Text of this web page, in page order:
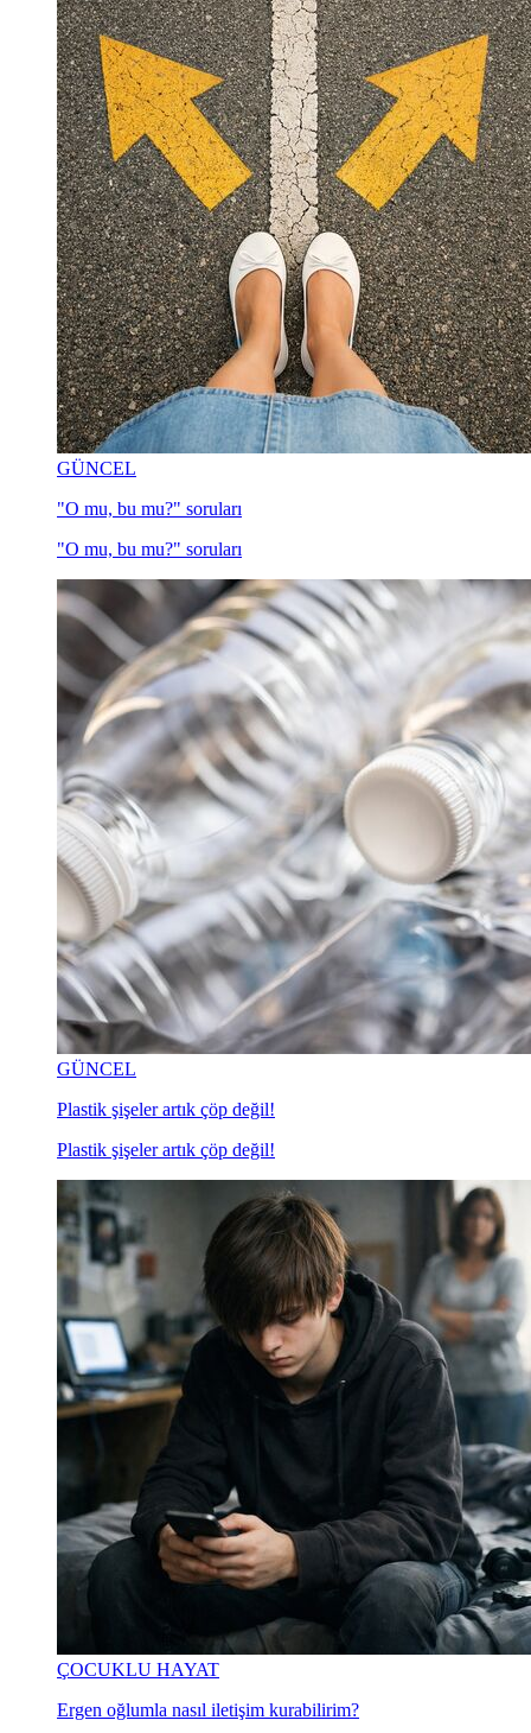
GÜNCEL
"O mu, bu mu?" soruları
"O mu, bu mu?" soruları
GÜNCEL
Plastik şişeler artık çöp değil!
Plastik şişeler artık çöp değil!
ÇOCUKLU HAYAT
Ergen oğlumla nasıl iletişim kurabilirim?